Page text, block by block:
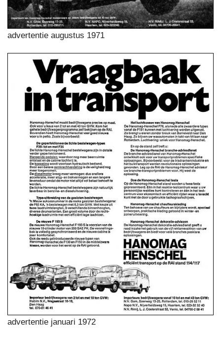
advertentie augustus 1971
advertentie januari 1972